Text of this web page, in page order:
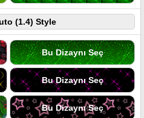
(1.4) Style
Bu Dizaynı Seç
Bu Dizaynı Seç
Bu Dizaynı Seç